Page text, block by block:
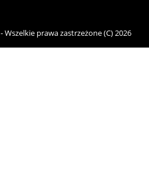
- Wszelkie prawa zastrzeżone (C) 2026